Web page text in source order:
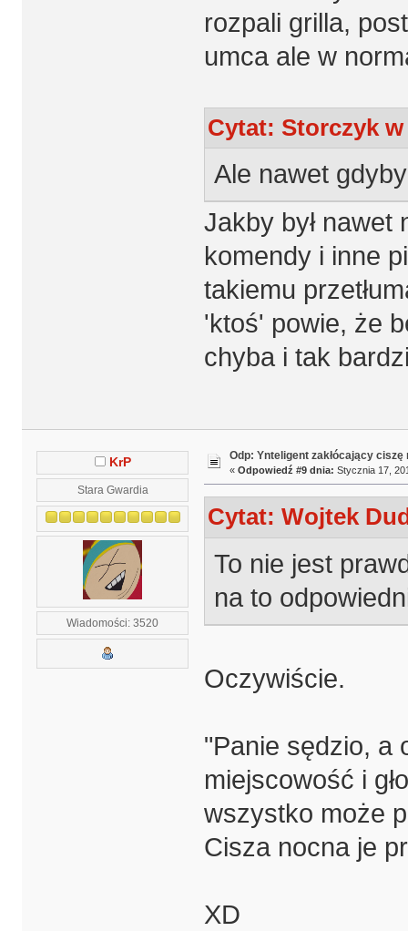
rozpali grilla,
umca ale w
Cytat: Storczyk w
Ale nawet
Jakby był nawet
komendy i inne
takiemu
'ktoś' powie, że
chyba i tak
KrP
Stara Gwardia
Wiadomości: 3520
Odp: Ynteligent zakłócający ciszę
« Odpowiedź #9 dnia: Stycznia 17,
Cytat: Wojtek
To nie jest
na to
Oczywiście.
"Panie sędzio, a
miejscowość i
wszystko może
Cisza nocna je
XD